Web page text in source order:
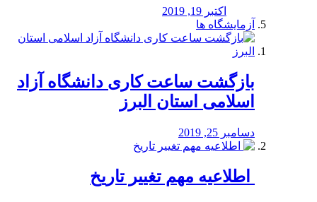
اکتبر 19, 2019
آزمایشگاه ها
بازگشت ساعت کاری دانشگاه آزاد
اسلامی استان البرز
دسامبر 25, 2019
️ اطلاعیه مهم تغییر تاریخ